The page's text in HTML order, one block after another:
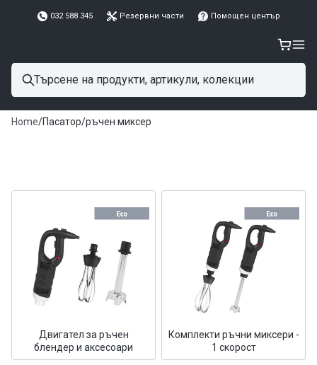
032 588 345 Резервни части Помощен център
Home/Пасатор/ръчен миксер
Двигател за ръчен
блендер и аксесоари
Комплекти ръчни миксери -
1 скорост